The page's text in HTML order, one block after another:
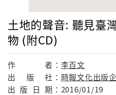
土地的聲音: 聽見臺
物 (附CD)
作 者： 李百文
出
版 社： 時報文化出版
出 版 日 期： 2016/01/19